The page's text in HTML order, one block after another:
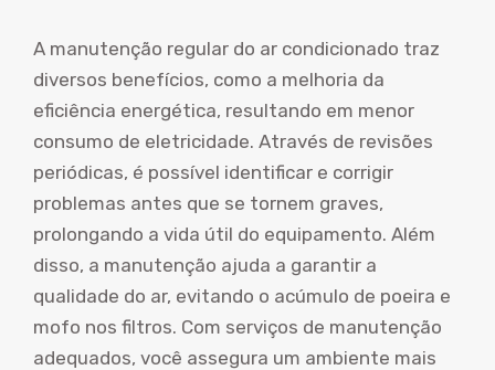
A manutenção regular do ar condicionado traz
diversos benefícios, como a melhoria da
eficiência energética, resultando em menor
consumo de eletricidade. Através de revisões
periódicas, é possível identificar e corrigir
problemas antes que se tornem graves,
prolongando a vida útil do equipamento. Além
disso, a manutenção ajuda a garantir a
qualidade do ar, evitando o acúmulo de poeira e
mofo nos filtros. Com serviços de manutenção
adequados, você assegura um ambiente mais